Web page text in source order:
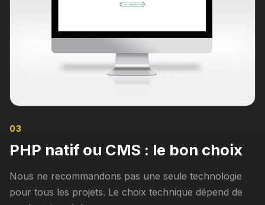
03
PHP natif ou CMS : le bon choix
Nous ne recommandons pas une seule technologie
pour tous les projets. Le choix technique dépend de